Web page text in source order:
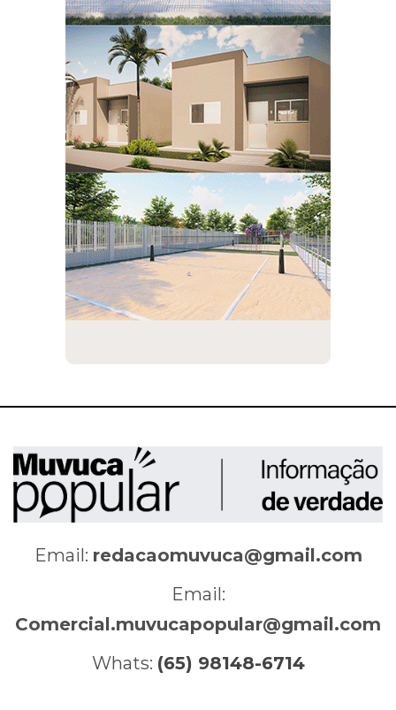
Email: redacaomuvuca@gmail.com
Email:
Comercial.muvucapopular@gmail.com
Whats: (65) 98148-6714